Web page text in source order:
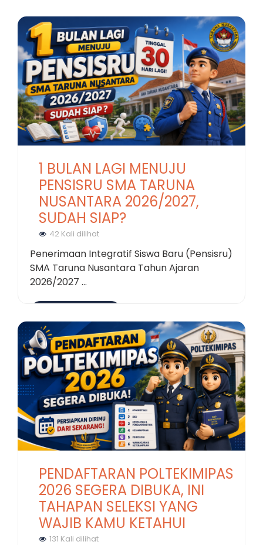
1 BULAN LAGI MENUJU
PENSISRU SMA TARUNA
NUSANTARA 2026/2027,
SUDAH SIAP?
42 Kali dilihat
Penerimaan Integratif Siswa Baru (Pensisru)
SMA Taruna Nusantara Tahun Ajaran
2026/2027 ...
PENDAFTARAN POLTEKIMIPAS
2026 SEGERA DIBUKA, INI
TAHAPAN SELEKSI YANG
WAJIB KAMU KETAHUI
131 Kali dilihat